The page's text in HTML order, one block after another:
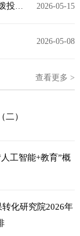
资助 2026-05-15
2026-05-08
查看更多 >
二）
工智能+教育”概
化研究院2026年